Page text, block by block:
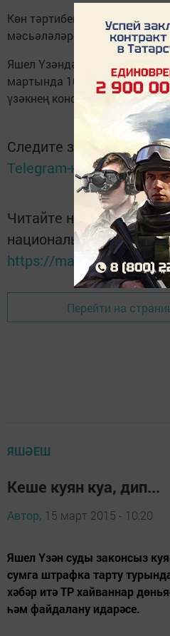
Көн тәртибендә -
мәсьәләләре.
Яшел Үзәндә әлеге очрашу
мартында 10 сәгатьтә
үзәкнең конференцияләр
Следите за самым
Telegram-канале
Читайте новости
национальном
https://max.ru/tatmedia
Перейти на
ЯШӘЕШ
Кеше куян куа, дип...
Автор, 15 март 2015 - 10:20
Яшел Үзән суды законсыз
сумга штрафка тарту
хәбәр итә ТР хайваннар
һәм файдалану идарәсе.